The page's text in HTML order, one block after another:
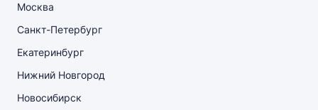
Москва
Санкт-Петербург
Екатеринбург
Нижний Новгород
Новосибирск